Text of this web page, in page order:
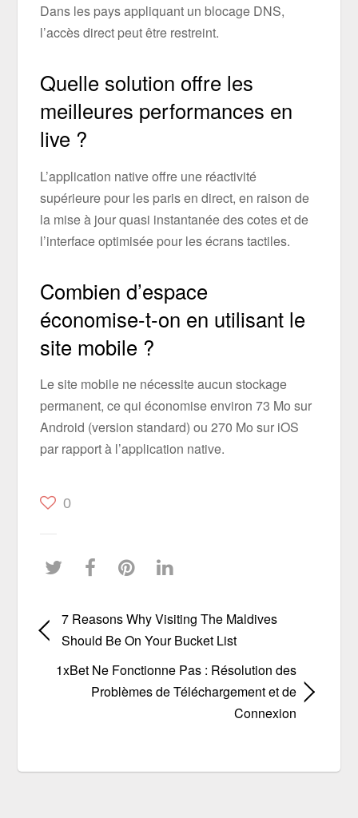
Dans les pays appliquant un blocage DNS,
l’accès direct peut être restreint.
Quelle solution offre les
meilleures performances en
live ?
L’application native offre une réactivité
supérieure pour les paris en direct, en raison de
la mise à jour quasi instantanée des cotes et de
l’interface optimisée pour les écrans tactiles.
Combien d’espace
économise-t-on en utilisant le
site mobile ?
Le site mobile ne nécessite aucun stockage
permanent, ce qui économise environ 73 Mo sur
Android (version standard) ou 270 Mo sur iOS
par rapport à l’application native.
0
7 Reasons Why Visiting The Maldives
Should Be On Your Bucket List
1xBet Ne Fonctionne Pas : Résolution des
Problèmes de Téléchargement et de
Connexion